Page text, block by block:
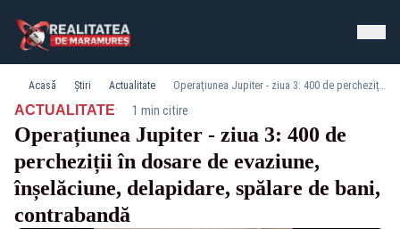
Acasă Știri Actualitate Operațiunea Jupiter - ziua 3: 400 de percheziții în dosare de evaziune, înșelăciune, delapidare, spălare de bani, contrabandă
ACTUALITATE· 1 min citire
Operațiunea Jupiter - ziua 3: 400 de
percheziții în dosare de evaziune,
înșelăciune, delapidare, spălare de bani,
contrabandă